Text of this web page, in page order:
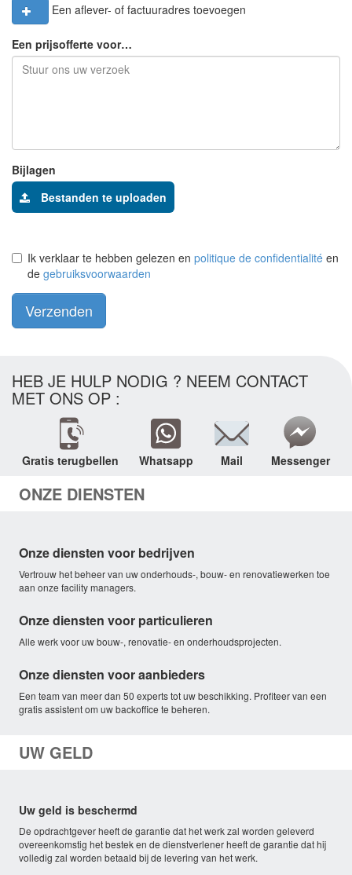
Een aflever- of factuuradres toevoegen
Een prijsofferte voor…
Bijlagen
Bestanden te uploaden
Ik verklaar te hebben gelezen en politique de confidentialité en
de gebruiksvoorwaarden
Verzenden
HEB JE HULP NODIG ? NEEM CONTACT
MET ONS OP :
Gratis terugbellen Whatsapp Mail Messenger
ONZE DIENSTEN
Onze diensten voor bedrijven
Vertrouw het beheer van uw onderhouds-, bouw- en renovatiewerken toe
aan onze facility managers.
Onze diensten voor particulieren
Alle werk voor uw bouw-, renovatie- en onderhoudsprojecten.
Onze diensten voor aanbieders
Een team van meer dan 50 experts tot uw beschikking. Profiteer van een
gratis assistent om uw backoffice te beheren.
UW GELD
Uw geld is beschermd
De opdrachtgever heeft de garantie dat het werk zal worden geleverd
overeenkomstig het bestek en de dienstverlener heeft de garantie dat hij
volledig zal worden betaald bij de levering van het werk.